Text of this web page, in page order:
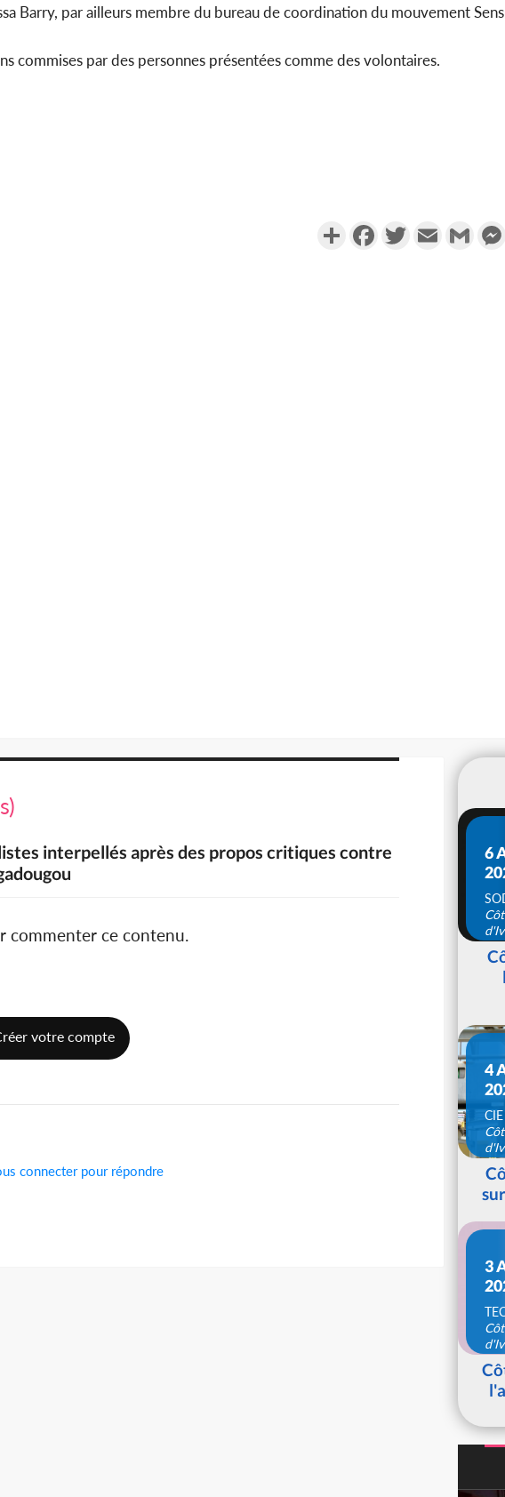
Barry, par ailleurs membre du bureau de coordination du mouvement
commises par des personnes présentées comme des volontaires.
PartagerFacebookTwitterEmail Gmail
interpellés après des propos critiques contre
commenter ce contenu.
votre compte
connecter pour répondre
6
4
CIE
3